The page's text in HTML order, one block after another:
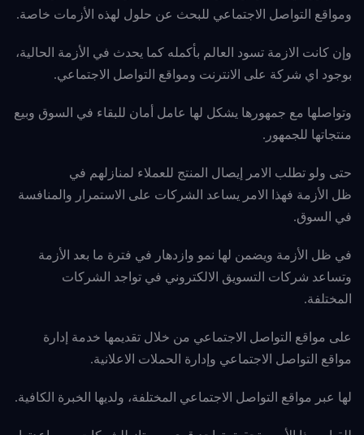
ومواقع التواصل الاجتماعي للبحث عن حلول لهذه الأزمات خاصة.
وإن كانت الازمة تسود العالم بأكمله كما يحدث في الأزمة الحالية،
بوجود اي شركة على الانترنت ومواقع التواصل الاجتماعي.
وتواصلها مع جمهورها يشكل لها عامل أمان للبقاء في السوق وبيع
منتجاتها للجمهور.
حتى ولو تطلب الامر إيصال المنتج للعملاء لمنازلهم في
ظل الأزمة فهذا الامر يساعد الشركات على الاستمرار والمنافسة
في السوق.
في ظل الأزمة ويضمن لها نمو وازدهار في فترة ما بعد الأزمة
وتساعد شركات التسويق الالكتروني في تواجد الشركات
المختلفة.
على مواقع التواصل الاجتماعي من خلال تقديمها خدمة إدارة
مواقع التواصل الاجتماعي وإدارة الحملات الاعلانية.
لها عبر مواقع التواصل الاجتماعي المختلفة، ولديها الخبرة الكافية.